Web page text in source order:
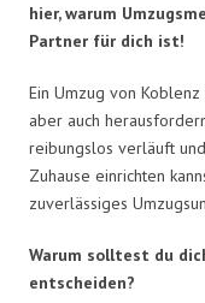
hier, warum
Partner für dich ist!
Ein Umzug von
aber auch
reibungslos verläuft
Zuhause einrichten
zuverlässiges
Warum solltest du
entscheiden?